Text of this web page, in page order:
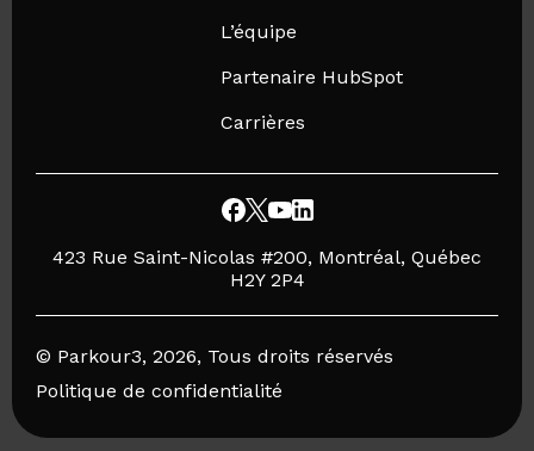
L’équipe
Partenaire HubSpot
Carrières
423 Rue Saint-Nicolas #200, Montréal, Québec
H2Y 2P4
© Parkour3, 2026, Tous droits réservés
Politique de confidentialité